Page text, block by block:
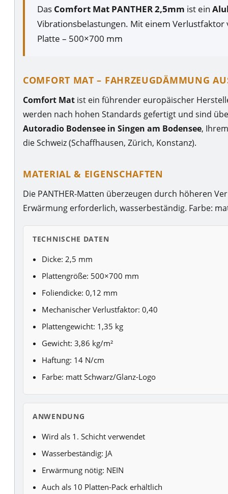
Das Comfort Mat PANTHER 2,5mm ist ein
Vibrationsbelastungen. Mit einem
Platte – 500×700 mm
COMFORT MAT – FAHRZEUGDÄMMUNG
Comfort Mat ist ein führender europäischer
werden nach hohen Standards gefertigt und sind
Autoradio Bodensee in Singen am Bodensee,
die Schweiz (Schaffhausen, Zürich, Konstanz).
MATERIAL & EIGENSCHAFTEN
Die PANTHER-Matten überzeugen durch höheren
Erwärmung erforderlich, wasserbeständig. Farbe:
TECHNISCHE DATEN
Dicke: 2,5 mm
Plattengröße: 500×700 mm
Foliendicke: 0,12 mm
Mechanischer Verlustfaktor: 0,40
Plattengewicht: 1,35 kg
Gewicht: 3,86 kg/m²
Haftung: 14 N/cm
Farbe: matt Schwarz/Glanz-Logo
ANWENDUNG
Wird als 1. Schicht verwendet
Wasserbeständig: JA
Erwärmung nötig: NEIN
Auch als 10 Platten-Pack erhältlich